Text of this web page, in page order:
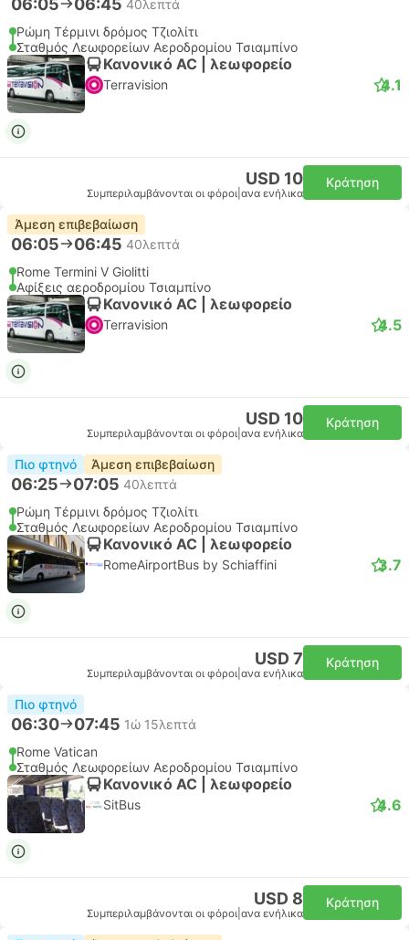
40λεπτά
Ρώμη Τέρμινι δρόμος Τζιολίτι
Σταθμός Λεωφορείων Αεροδρομίου Τσιαμπίνο
Κανονικό AC | λεωφορείο
Terravision 4.1
USD 10
Συμπεριλαμβάνονται οι φόροι ανα ενήλικα
Κράτηση
Άμεση επιβεβαίωση
06:05 06:45 40λεπτά
Rome Termini V Giolitti
Αφίξεις αεροδρομίου Τσιαμπίνο
Κανονικό AC | λεωφορείο
Terravision 4.5
USD 10
Συμπεριλαμβάνονται οι φόροι ανα ενήλικα
Κράτηση
Πιο φτηνό Άμεση επιβεβαίωση
06:25 07:05 40λεπτά
Ρώμη Τέρμινι δρόμος Τζιολίτι
Σταθμός Λεωφορείων Αεροδρομίου Τσιαμπίνο
Κανονικό AC | λεωφορείο
RomeAirportBus by Schiaffini 3.7
USD 7
Συμπεριλαμβάνονται οι φόροι ανα ενήλικα
Κράτηση
Πιο φτηνό
06:30 07:45 1ώ 15λεπτά
Rome Vatican
Σταθμός Λεωφορείων Αεροδρομίου Τσιαμπίνο
Κανονικό AC | λεωφορείο
SitBus 4.6
USD 8
Συμπεριλαμβάνονται οι φόροι ανα ενήλικα
Κράτηση